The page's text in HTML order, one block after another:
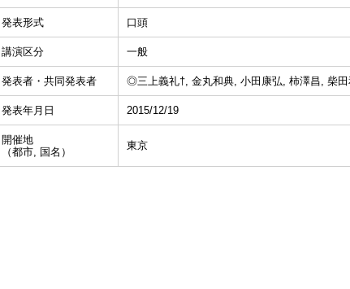
発表形式 口頭
講演区分 一般
発表者・共同発表者 ◎三上義礼†, 金丸和典, 小田康弘, 柿澤昌, 柴
発表年月日 2015/12/19
開催地
（都市, 国名）
東京